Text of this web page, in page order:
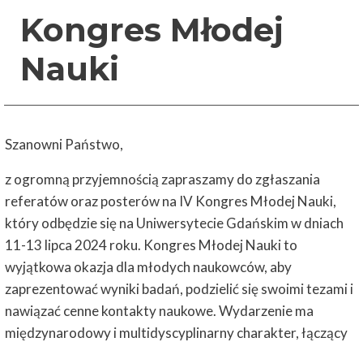
Kongres Młodej
Nauki
Szanowni Państwo,
z ogromną przyjemnością zapraszamy do zgłaszania
referatów oraz posterów na IV Kongres Młodej Nauki,
który odbędzie się na Uniwersytecie Gdańskim w dniach
11-13 lipca 2024 roku. Kongres Młodej Nauki to
wyjątkowa okazja dla młodych naukowców, aby
zaprezentować wyniki badań, podzielić się swoimi tezami i
nawiązać cenne kontakty naukowe. Wydarzenie ma
międzynarodowy i multidyscyplinarny charakter, łączący